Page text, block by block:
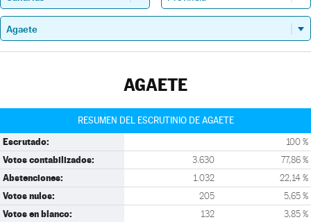
AGAETE
RESUMEN DEL ESCRUTINIO DE AGAETE
Escrutado: 100 %
Votos contabilizados: 3.630 77,86 %
Abstenciones: 1.032 22,14 %
Votos nulos: 205 5,65 %
Votos en blanco: 132 3,85 %